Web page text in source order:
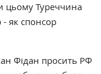
цьому Туреччина
- як спонсор
Фідан просить РФ